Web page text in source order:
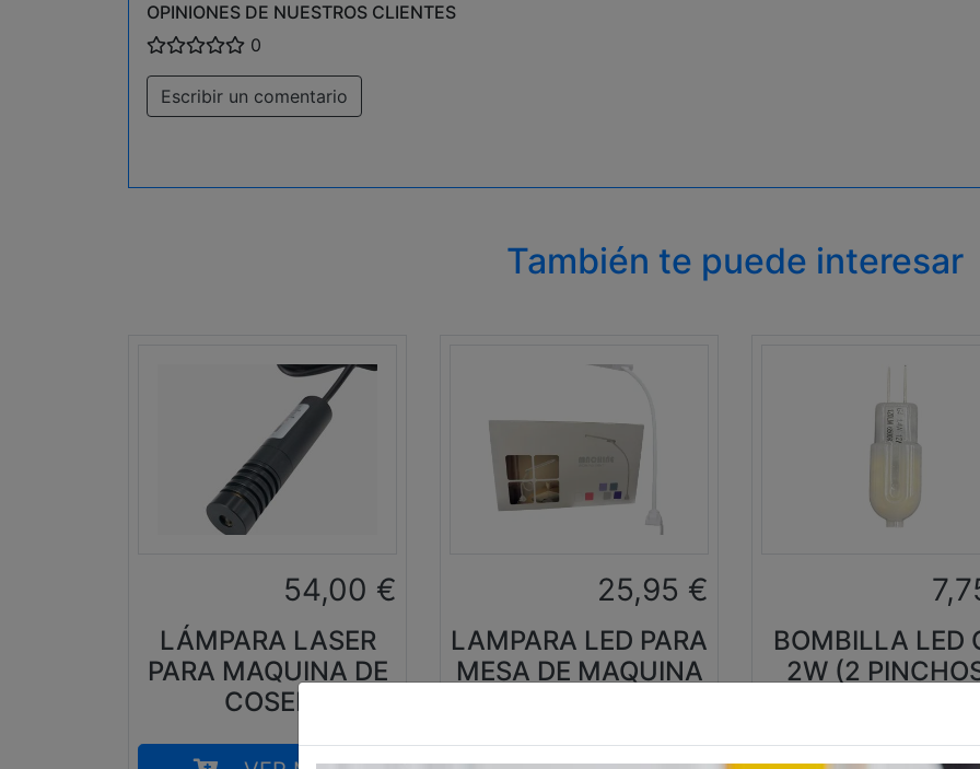
OPINIONES DE NUESTROS CLIENTES
0
Escribir un comentario
También te puede interesar
54,00 €
LÁMPARA LASER
PARA MAQUINA DE
COSER
25,95 €
LAMPARA LED PARA
MESA DE MAQUINA
BOMBILLA LED
2W (2